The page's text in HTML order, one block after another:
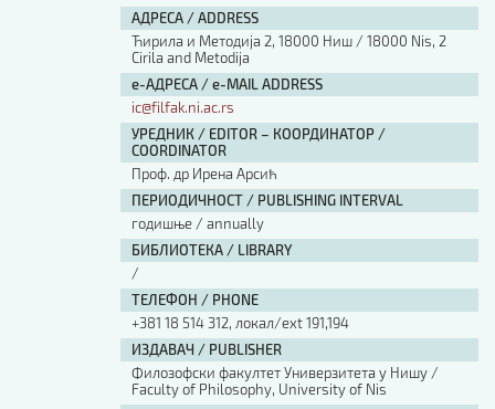
АДРЕСА / ADDRESS
Ћирила и Методија 2, 18000 Ниш / 18000 Nis, 2
Cirila and Metodija
е-АДРЕСА / e-MAIL ADDRESS
ic@filfak.ni.ac.rs
УРЕДНИК / EDITOR – КООРДИНАТОР /
COORDINATOR
Проф. др Ирена Арсић
ПЕРИОДИЧНОСТ / PUBLISHING INTERVAL
годишње / annually
БИБЛИОТЕКА / LIBRARY
/
ТЕЛЕФОН / PHONE
+381 18 514 312, локал/ext 191,194
ИЗДАВАЧ / PUBLISHER
Филозофски факултет Универзитета у Нишу /
Faculty of Philosophy, University of Nis